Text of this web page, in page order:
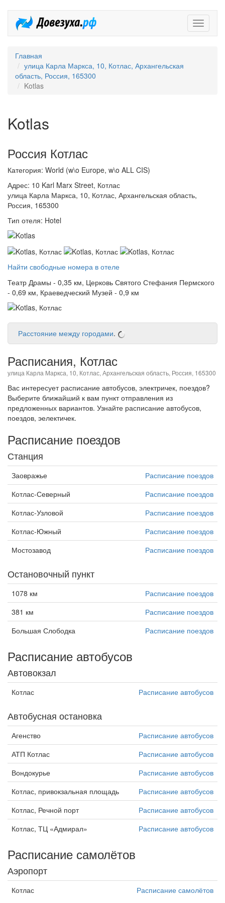
Главная
улица Карла Маркса, 10, Котлас, Архангельская
область, Россия, 165300
Kotlas
Kotlas
Россия Котлас
Категория: World (w\o Europe, w\o ALL CIS)
Адрес: 10 Karl Marx Street, Котлас
улица Карла Маркса, 10, Котлас, Архангельская область,
Россия, 165300
Тип отеля: Hotel
Найти свободные номера в отеле
Театр Драмы - 0,35 км, Церковь Святого Стефания Пермского
- 0,69 км, Краеведческий Музей - 0,9 км
Расстояние между городами.
Расписания, Котлас
улица Карла Маркса, 10, Котлас, Архангельская область, Россия, 165300
Вас интересует расписание автобусов, электричек, поездов?
Выберите ближайший к вам пункт отправления из
предложенных вариантов. Узнайте расписание автобусов,
поездов, эелектичек.
Расписание поездов
Станция
Заовражье
Расписание поездов
Котлас-Северный
Расписание поездов
Котлас-Узловой
Расписание поездов
Котлас-Южный
Расписание поездов
Мостозавод
Расписание поездов
Остановочный пункт
1078 км
Расписание поездов
381 км
Расписание поездов
Большая Слободка
Расписание поездов
Расписание автобусов
Автовокзал
Котлас Расписание автобусов
Автобусная остановка
Агенство
Расписание автобусов
АТП Котлас
Расписание автобусов
Вондокурье
Расписание автобусов
Котлас, привокзальная площадь
Расписание автобусов
Котлас, Речной порт
Расписание автобусов
Котлас, ТЦ «Адмирал»
Расписание автобусов
Расписание самолётов
Аэропорт
Котлас Расписание самолётов